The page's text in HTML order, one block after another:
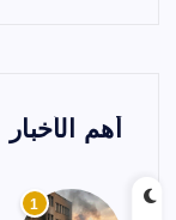
أهم الأخبار
1